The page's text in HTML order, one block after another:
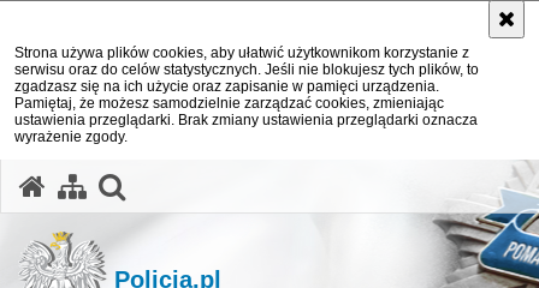
Strona używa plików cookies, aby ułatwić użytkownikom korzystanie z
serwisu oraz do celów statystycznych. Jeśli nie blokujesz tych plików, to
zgadzasz się na ich użycie oraz zapisanie w pamięci urządzenia.
Pamiętaj, że możesz samodzielnie zarządzać cookies, zmieniając
ustawienia przeglądarki. Brak zmiany ustawienia przeglądarki oznacza
wyrażenie zgody.
Policja.pl